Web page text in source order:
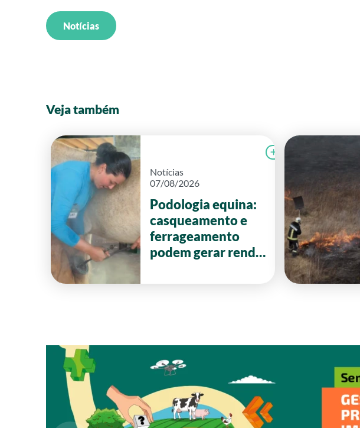
Notícias
Veja também
Notícias
07/08/2026
Podologia equina:
casqueamento e
ferrageamento
podem gerar renda